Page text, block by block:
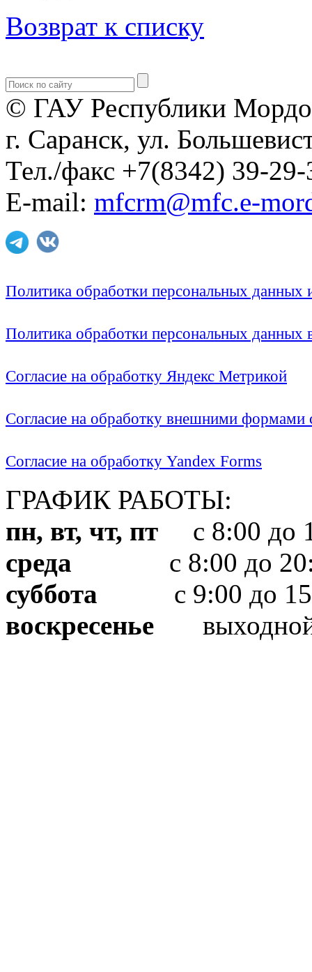
Возврат к списку
© ГАУ Республики
г. Саранск, ул.
Тел./факс +7(8342) 39-29-
E-mail: mfcrm@mfc.e-
Политика обработки персональных
Политика обработки персональных
Согласие на обработку Яндекс Метрикой
Согласие на обработку внешними формами
Согласие на обработку Yandex Forms
ГРАФИК РАБОТЫ:
пн, вт, чт, пт с 8:00 до
среда с 8:00 до
суббота с 9:00 до
воскресенье